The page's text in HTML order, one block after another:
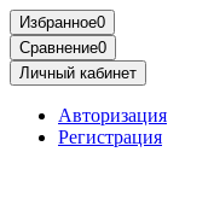
Избранное0
Сравнение0
Личный кабинет
Авторизация
Регистрация